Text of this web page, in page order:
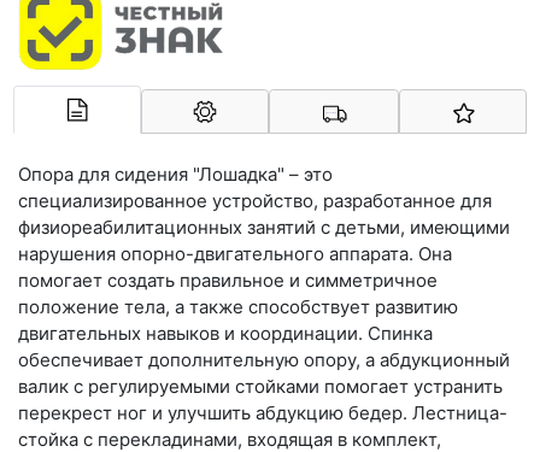
Арконт-Мед
Опора для сидения "Лошадка" – это
специализированное устройство, разработанное для
физиореабилитационных занятий с детьми, имеющими
нарушения опорно-двигательного аппарата. Она
помогает создать правильное и симметричное
положение тела, а также способствует развитию
двигательных навыков и координации. Спинка
обеспечивает дополнительную опору, а абдукционный
валик с регулируемыми стойками помогает устранить
перекрест ног и улучшить абдукцию бедер. Лестница-
стойка с перекладинами, входящая в комплект,